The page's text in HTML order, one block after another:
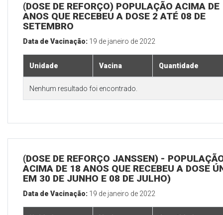
(DOSE DE REFORÇO) POPULAÇÃO ACIMA DE
ANOS QUE RECEBEU A DOSE 2 ATÉ 08 DE
SETEMBRO
Data de Vacinação: 19 de janeiro de 2022
Unidade Vacina Quantidade
Nenhum resultado foi encontrado.
(DOSE DE REFORÇO JANSSEN) -
ACIMA DE 18 ANOS QUE RECEBEU A DOSE
EM 30 DE JUNHO E 08 DE JULHO)
Data de Vacinação: 19 de janeiro de 2022